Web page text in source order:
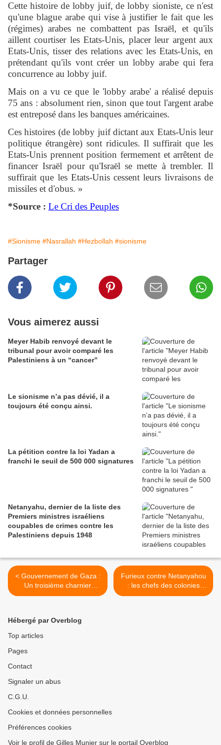
Cette histoire de lobby juif, de lobby sioniste, ce n'est
qu'une blague arabe qui vise à justifier le fait que les
(régimes) arabes ne combattent pas Israël, et qu'ils
aillent courtiser les Etats-Unis, placer leur argent aux
Etats-Unis, tisser des relations avec les Etats-Unis, en
prétendant qu'ils vont créer un lobby arabe qui fera
concurrence au lobby juif.
Mais on a vu ce que le 'lobby arabe' a réalisé depuis
75 ans : absolument rien, sinon que tout l'argent arabe
est entreposé dans les banques américaines.
Ces histoires (de lobby juif dictant aux Etats-Unis leur
politique étrangère) sont ridicules. Il suffirait que les
Etats-Unis prennent position fermement et arrêtent de
financer Israël pour qu'Israël se mette à trembler. Il
suffirait que les Etats-Unis cessent leurs livraisons de
missiles et d'obus. »
*Source : Le Cri des Peuples
#Sionisme #Nasrallah #Hezbollah #sionisme
Partager
Vous aimerez aussi
Meyer Habib renvoyé devant le
tribunal pour avoir comparé les
Palestiniens à un “cancer”
Le sionisme n’a pas dévié, il a
toujours été conçu ainsi.
La pétition contre la loi Yadan a
franchi le seuil de 500 000 signatures
Netanyahu, dernier de la liste des
Premiers ministres israéliens
coupables de crimes contre les
Palestiniens depuis 1948
< Gouvernement de Gaza :
Un troisième charnier
découvert à l'hôpital Al-
Furieux contre Netanyahou
: les chefs des colonies
veulent séparer la Galilée
Hébergé par Overblog
Top articles
Pages
Contact
Signaler un abus
C.G.U.
Cookies et données personnelles
Préférences cookies
Voir le profil de Gilles Munier sur le portail Overblog